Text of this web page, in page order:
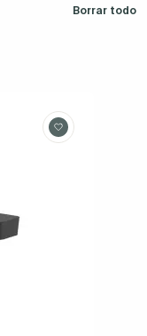
Borrar todo